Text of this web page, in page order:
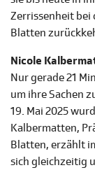
Zerrissenheit bei
Blatten
Nicole
Nur gerade 21
um ihre Sachen
19. Mai 2025
Kalbermatten,
Blatten, erzählt
sich gleichzeitig